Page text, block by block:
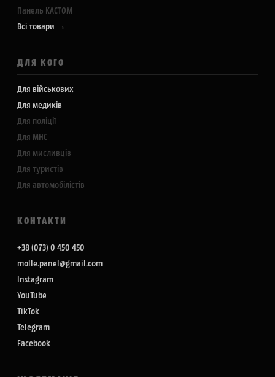
Панель КАСТОМ
Всі товари →
ДЛЯ КОГО
Для військових
Для медиків
Для поліції
Для МНС
Для мисливців
Для туристів
Для автомобілістів
КОНТАКТИ
+38 (073) 0 450 450
molle.panel@gmail.com
Instagram
YouTube
TikTok
Telegram
Facebook